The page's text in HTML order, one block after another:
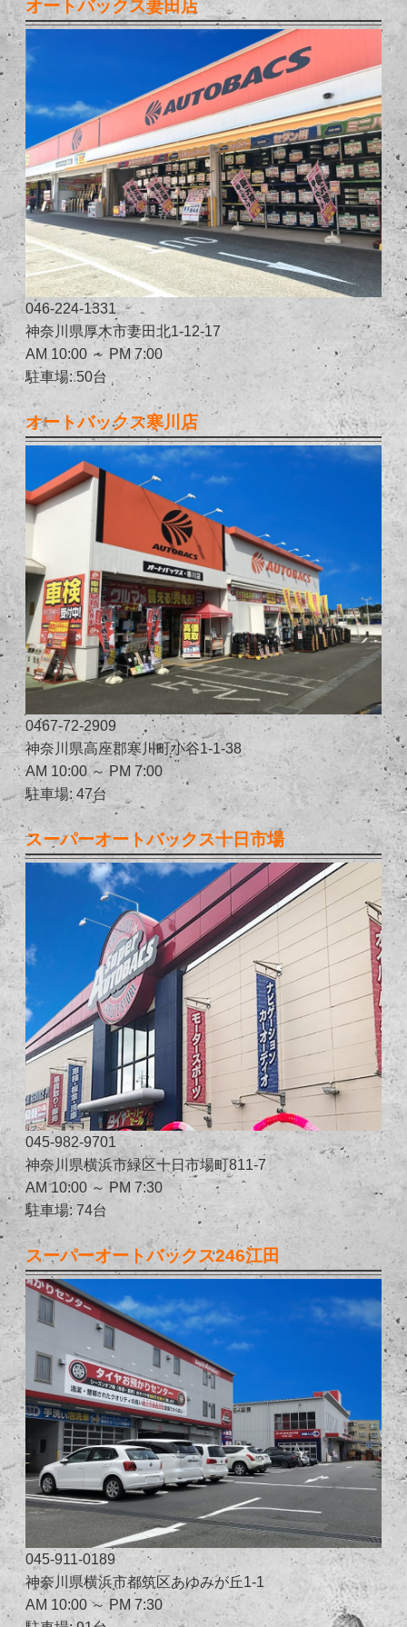
オートバックス妻田店
046-224-1331
神奈川県厚木市妻田北1-12-17
AM 10:00 ～ PM 7:00
駐車場: 50台
オートバックス寒川店
0467-72-2909
神奈川県高座郡寒川町小谷1-1-38
AM 10:00 ～ PM 7:00
駐車場: 47台
スーパーオートバックス十日市場
045-982-9701
神奈川県横浜市緑区十日市場町811-7
AM 10:00 ～ PM 7:30
駐車場: 74台
スーパーオートバックス246江田
045-911-0189
神奈川県横浜市都筑区あゆみが丘1-1
AM 10:00 ～ PM 7:30